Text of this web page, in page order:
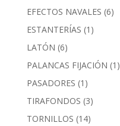
EFECTOS NAVALES (6)
ESTANTERÍAS (1)
LATÓN (6)
PALANCAS FIJACIÓN (1)
PASADORES (1)
TIRAFONDOS (3)
TORNILLOS (14)